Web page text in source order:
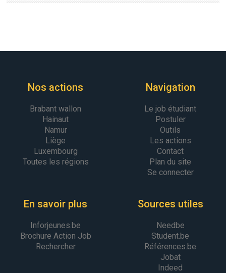
Nos actions
Brabant wallon
Hainaut
Namur
Liège
Luxembourg
Toutes les régions
Navigation
Le job étudiant
Postuler
Outils
Les actions
Contact
Plan du site
Se connecter
En savoir plus
Inforjeunes.be
Brochure Action Job
Rechercher
Sources utiles
Needbe
Student.be
Références.be
Jobat
Indeed